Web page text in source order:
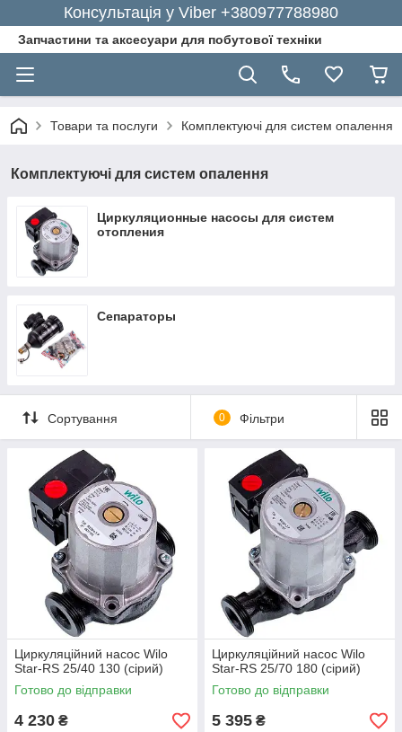
Консультація у Viber +380977788980
Запчастини та аксесуари для побутової техніки
Товари та послуги Комплектуючі для систем опалення
Комплектуючі для систем опалення
Циркуляционные насосы для систем
отопления
Сепараторы
Сортування 0 Фільтри
Циркуляційний насос Wilo
Star-RS 25/40 130 (сірий)
Готово до відправки
4 230 ₴
Циркуляційний насос Wilo
Star-RS 25/70 180 (сірий)
Готово до відправки
5 395 ₴